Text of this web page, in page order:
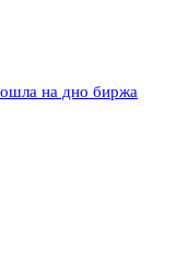
на дно биржа